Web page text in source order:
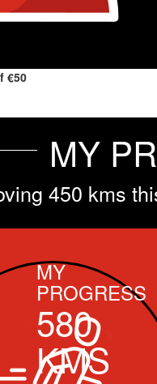
€50
MY
450 kms
MY
PROGRESS
580
KMS